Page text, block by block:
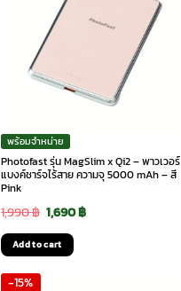
พร้อมจำหน่าย
Photofast รุ่น MagSlim x Qi2 – พาวเวอร์
แบงค์ชาร์จไร้สาย ความจุ 5000 mAh – สี
Pink
1,990฿ Original
price
was:
1,690฿Current
Add to cart
-15%